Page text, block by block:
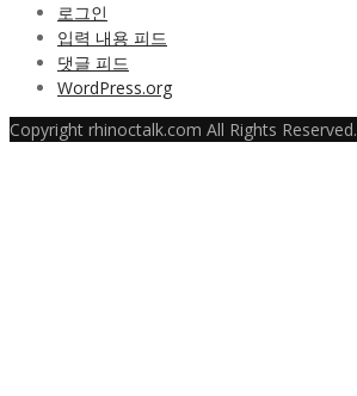
로그인
입력 내용 피드
댓글 피드
WordPress.org
Copyright rhinoctalk.com All Rights Reserved.